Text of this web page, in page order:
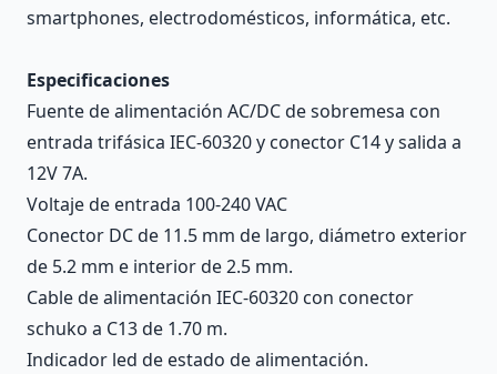
smartphones, electrodomésticos, informática, etc.
Especificaciones
Fuente de alimentación AC/DC de sobremesa con
entrada trifásica IEC-60320 y conector C14 y salida a
12V 7A.
Voltaje de entrada 100-240 VAC
Conector DC de 11.5 mm de largo, diámetro exterior
de 5.2 mm e interior de 2.5 mm.
Cable de alimentación IEC-60320 con conector
schuko a C13 de 1.70 m.
Indicador led de estado de alimentación.